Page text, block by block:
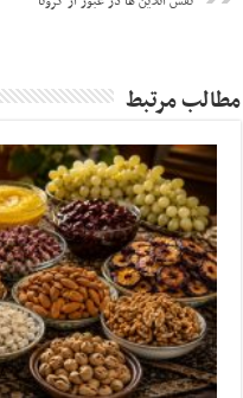
مطالب مرتبط